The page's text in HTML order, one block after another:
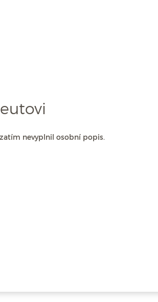
nevyplnil osobní popis.